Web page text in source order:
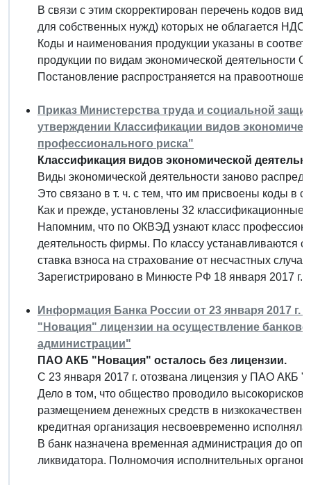
В связи с этим скорректирован перечень кодов
для собственных нужд) которых не облагается НДС.
Коды и наименования продукции указаны в
продукции по видам экономической деятельности
Постановление распространяется на
Приказ Министерства труда и социальной
утверждении Классификации видов
профессионального риска"
Классификация видов экономической
Виды экономической деятельности заново
Это связано в т. ч. с тем, что им присвоены коды в
Как и прежде, установлены 32 классификационные
Напомним, что по ОКВЭД узнают класс
деятельность фирмы. По классу
ставка взноса на страхование от несчастных
Зарегистрировано в Минюсте РФ 18 января 2017 г.
Информация Банка России от 23 января 2017 г.
"Новация" лицензии на осуществление
администрации"
ПАО АКБ "Новация" осталось без лицензии.
С 23 января 2017 г. отозвана лицензия у ПАО АКБ
Дело в том, что общество проводило
размещением денежных средств в
кредитная организация несвоевременно
В банк назначена временная администрация до
ликвидатора. Полномочия исполнительных